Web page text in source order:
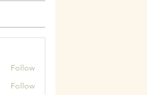
Follow
Follow